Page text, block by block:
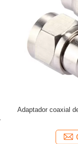
Adaptador coaxial